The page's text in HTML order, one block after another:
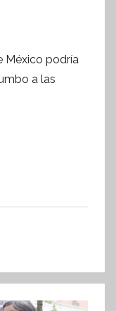
México podría
a las